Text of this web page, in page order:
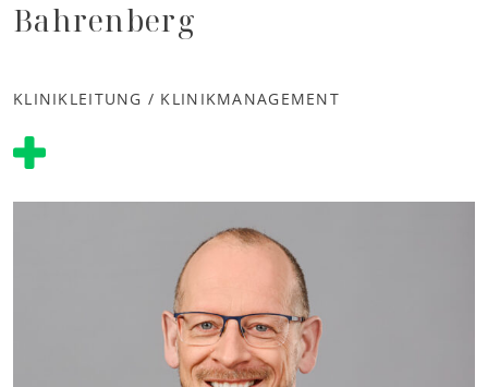
Bahrenberg
KLINIKLEITUNG / KLINIKMANAGEMENT